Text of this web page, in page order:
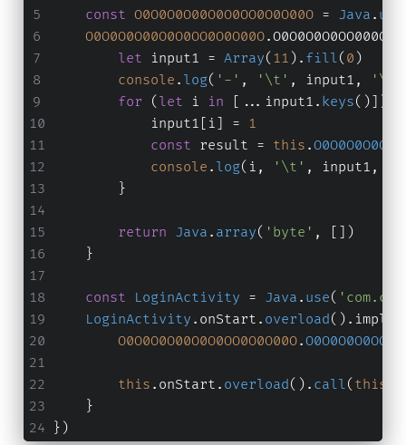
const O0O0O0O00O0O0OO0O0O00O = Java . use
O0O0O0O00O0O0OO0O0O00O.
let input1 = Array( 11 ). fill( 0 )
console . log( '-' , '\t' , input1, '\t'
for ( let i in [...input1. keys()]) {
            input1[i] =
1
const result = this .
console . log(i, '\t' , input1,
        }
return Java . array( 'byte' , [])
    }
const LoginActivity = Java . use(
LoginActivity . onStart . overload().
O0O0O0O00O0O0OO0O0O00O.
this . onStart . overload(). call( this
    }
})